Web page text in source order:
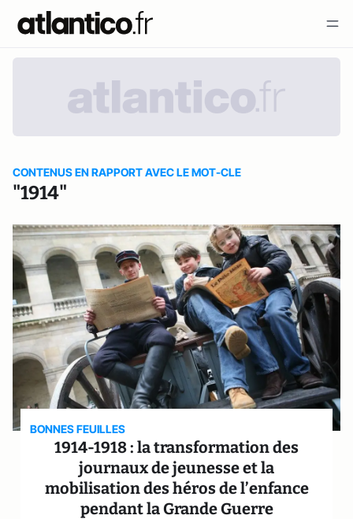
CONTENUS EN RAPPORT AVEC LE MOT-CLE
"1914"
BONNES FEUILLES
1914-1918 : la transformation des
journaux de jeunesse et la
mobilisation des héros de l’enfance
pendant la Grande Guerre